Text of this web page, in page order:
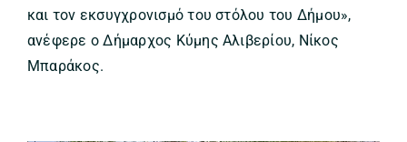
και τον εκσυγχρονισμό του στόλου του Δήμου»,
ανέφερε ο Δήμαρχος Κύμης Αλιβερίου, Νίκος
Μπαράκος.